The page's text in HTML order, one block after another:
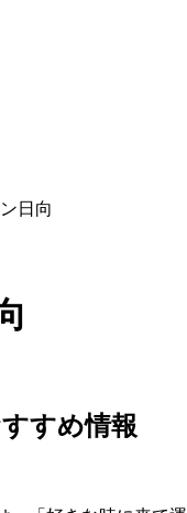
日向
すめ情報